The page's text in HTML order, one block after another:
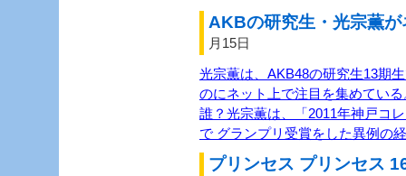
AKBの研究生・光宗薫
月15日
光宗薫は、AKB48の研究生13期
のにネット上で注目を集めてい
誰？光宗薫は、「2011年神戸コ
で グランプリ受賞をした異例の
プリンセス プリンセス